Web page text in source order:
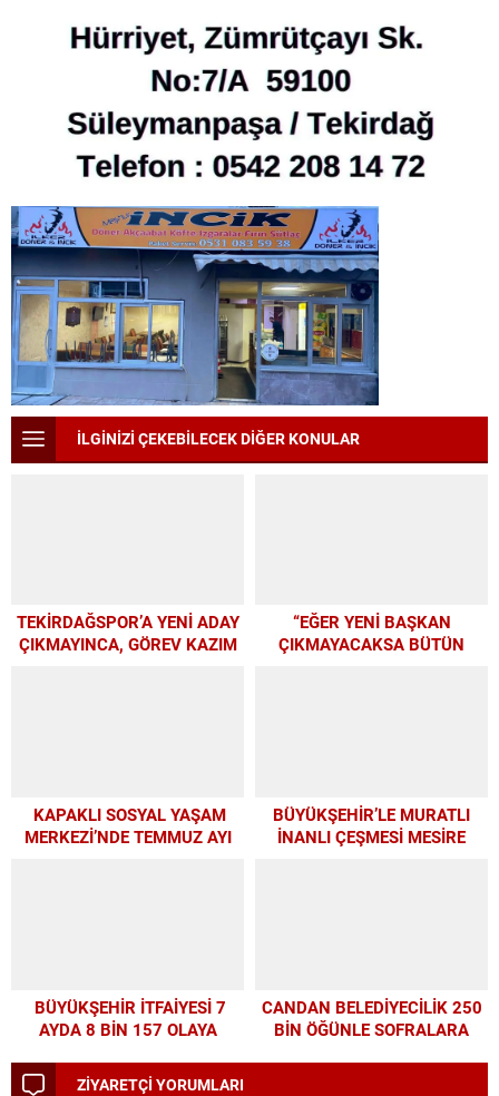
İLGİNİZİ ÇEKEBİLECEK DİĞER KONULAR
TEKİRDAĞSPOR’A YENİ ADAY
ÇIKMAYINCA, GÖREV KAZIM
“EĞER YENİ BAŞKAN
ÇIKMAYACAKSA BÜTÜN
KAPAKLI SOSYAL YAŞAM
MERKEZİ’NDE TEMMUZ AYI
BÜYÜKŞEHİR’LE MURATLI
İNANLI ÇEŞMESİ MESİRE
BÜYÜKŞEHİR İTFAİYESİ 7
AYDA 8 BİN 157 OLAYA
CANDAN BELEDİYECİLİK 250
BİN ÖĞÜNLE SOFRALARA
ZİYARETÇİ YORUMLARI